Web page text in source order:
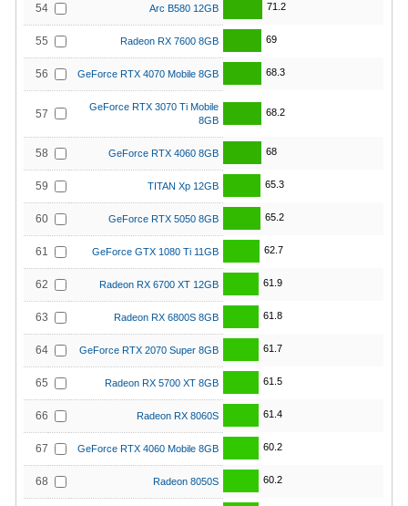
54 Arc B580 12GB 71.2
55 Radeon RX 7600 8GB 69
56 GeForce RTX 4070 Mobile 8GB 68.3
57
GeForce RTX 3070 Ti Mobile
8GB
68.2
58 GeForce RTX 4060 8GB 68
59 TITAN Xp 12GB 65.3
60 GeForce RTX 5050 8GB 65.2
61 GeForce GTX 1080 Ti 11GB 62.7
62 Radeon RX 6700 XT 12GB 61.9
63 Radeon RX 6800S 8GB 61.8
64 GeForce RTX 2070 Super 8GB 61.7
65 Radeon RX 5700 XT 8GB 61.5
66 Radeon RX 8060S 61.4
67 GeForce RTX 4060 Mobile 8GB 60.2
68 Radeon 8050S 60.2